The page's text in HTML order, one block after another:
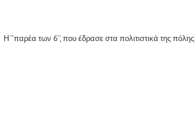
Η ''παρέα των 6'', που έδρασε στα πολιτιστικά της